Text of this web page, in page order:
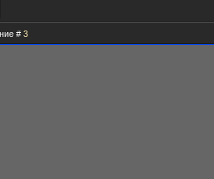
# 3